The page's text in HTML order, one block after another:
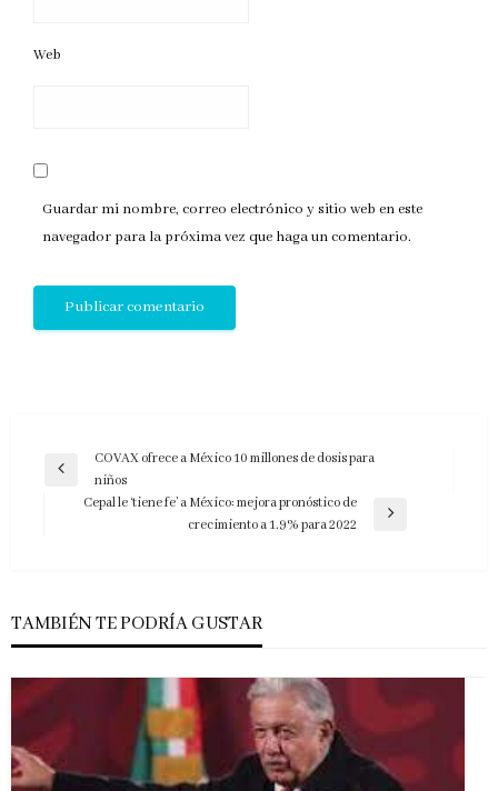
Web
Guardar mi nombre, correo electrónico y sitio web en este
navegador para la próxima vez que haga un comentario.
Navegación
anterior
COVAX ofrece a México 10 millones de dosis para
niños
Cepal le ‘tiene fe’ a México: mejora pronóstico de
crecimiento a 1.9% para 2022
TAMBIÉN TE PODRÍA GUSTAR